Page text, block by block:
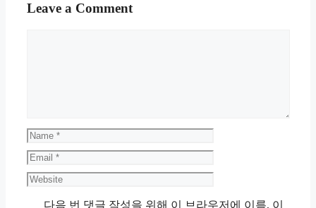
Leave a Comment
Name
Email
Website
다음 번 댓글 작성을 위해 이 브라우저에 이름, 이